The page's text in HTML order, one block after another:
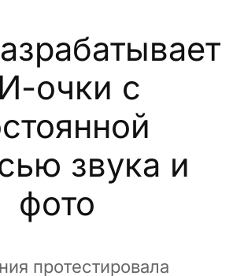
очки с
звука и
фото
протестировала